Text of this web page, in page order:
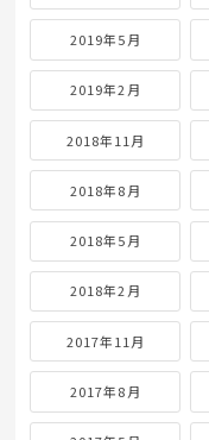
2019年5月
2019年2月
2018年11月
2018年8月
2018年5月
2018年2月
2017年11月
2017年8月